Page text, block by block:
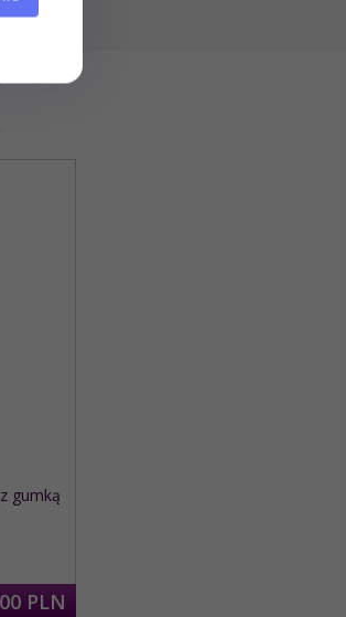
gumką
00 PLN